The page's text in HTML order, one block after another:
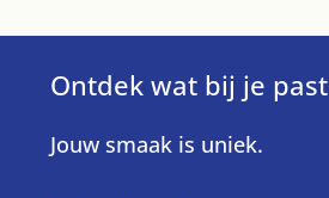
Ontdek wat bij je past
Jouw smaak is uniek.